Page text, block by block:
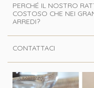
PERCHÉ IL NOSTRO
COSTOSO CHE NEI
ARREDI?
CONTATTACI